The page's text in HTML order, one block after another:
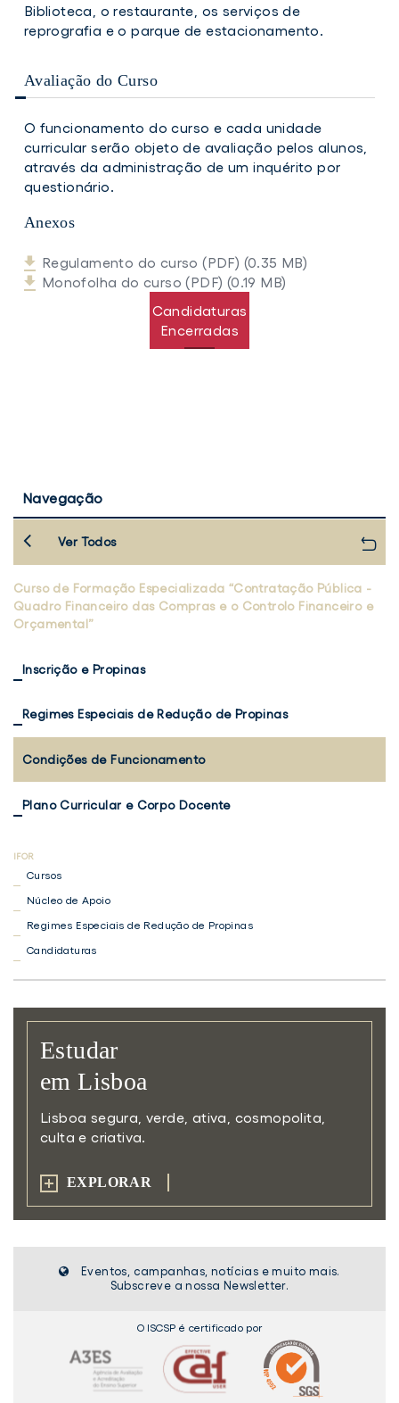
Biblioteca, o restaurante, os serviços de
reprografia e o parque de estacionamento.
Avaliação do Curso
O funcionamento do curso e cada unidade
curricular serão objeto de avaliação pelos alunos,
através da administração de um inquérito por
questionário.
Anexos
Regulamento do curso (PDF) (0.35 MB)
Monofolha do curso (PDF) (0.19 MB)
Candidaturas
Encerradas
Navegação
Ver Todos
Curso de Formação Especializada “Contratação Pública -
Quadro Financeiro das Compras e o Controlo Financeiro e
Orçamental”
Inscrição e Propinas
Regimes Especiais de Redução de Propinas
Condições de Funcionamento
Plano Curricular e Corpo Docente
Cursos
Núcleo de Apoio
Regimes Especiais de Redução de Propinas
Candidaturas
Estudar
em Lisboa
Lisboa segura, verde, ativa,
cosmopolita,
culta e criativa.
EXPLORAR
Eventos, campanhas, notícias e muito mais.
Subscreve a nossa Newsletter.
O ISCSP é certificado por